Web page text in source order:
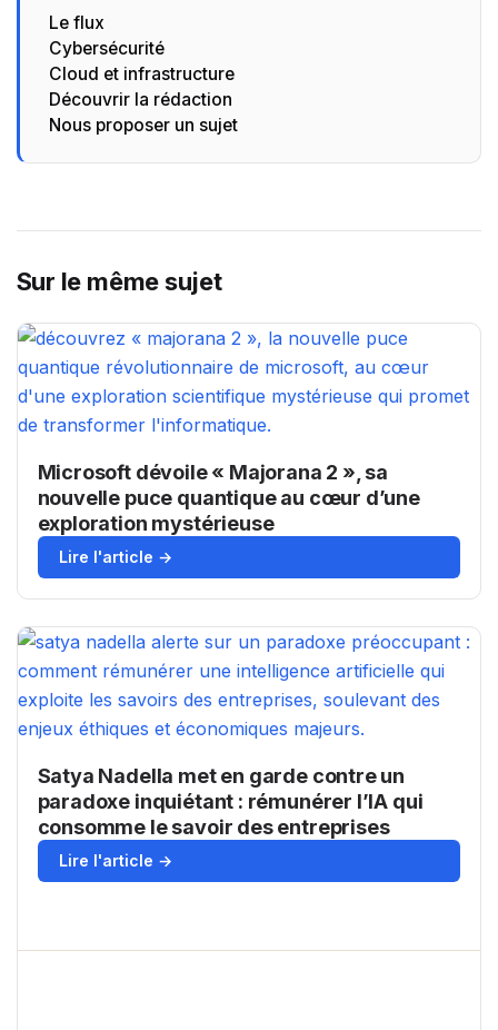
Le flux
Cybersécurité
Cloud et infrastructure
Découvrir la rédaction
Nous proposer un sujet
Sur le même sujet
Microsoft dévoile « Majorana 2 », sa
nouvelle puce quantique au cœur d’une
exploration mystérieuse
Lire l'article →
Satya Nadella met en garde contre un
paradoxe inquiétant : rémunérer l’IA qui
consomme le savoir des entreprises
Lire l'article →